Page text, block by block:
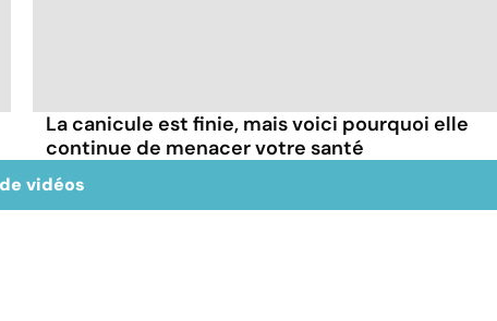
La canicule est finie, mais voici pourquoi elle
continue de menacer votre santé
vidéos